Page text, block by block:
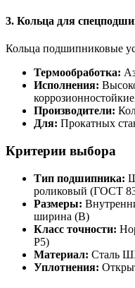
3. Кольца для
Кольца подшипниковые
Термообработка:
Исполнения:
коррозионностойкие
Производители:
Для: Прокатных
Критерии выбора
Тип подшипника:
роликовый (ГОСТ
Размеры:
ширина (B)
Класс точности:
P5)
Материал: Сталь
Уплотнения: